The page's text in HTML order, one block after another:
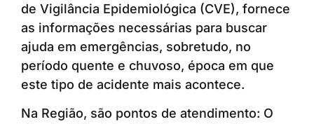
de Vigilância Epidemiológica (CVE), fornece
as informações necessárias para buscar
ajuda em emergências, sobretudo, no
período quente e chuvoso, época em que
este tipo de acidente mais acontece.
Na Região, são pontos de atendimento: O